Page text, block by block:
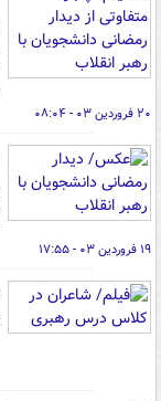
۲۰ فروردین ۰۳ - ۰۸:۰۴
۱۹ فروردین ۰۳ - ۱۷:۵۵